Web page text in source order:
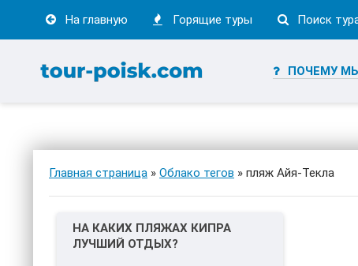
На главную Горящие туры Поиск
ПОЧЕМУ
Главная страница » Облако тегов » пляж Айя-Текла
НА КАКИХ ПЛЯЖАХ КИПРА
ЛУЧШИЙ ОТДЫХ?